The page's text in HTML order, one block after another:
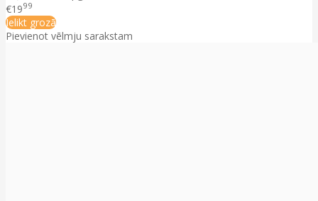
€1999
Ielikt grozā
Pievienot vēlmju sarakstam